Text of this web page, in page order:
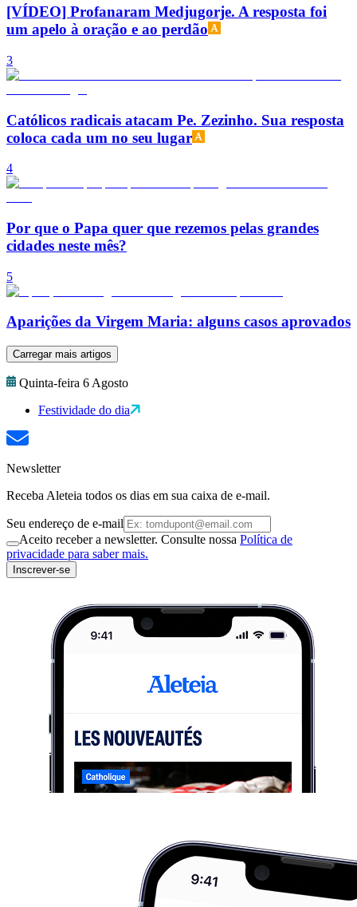
[VÍDEO] Profanaram Medjugorje. A resposta foi
um apelo à oração e ao perdão
3
Católicos radicais atacam Pe. Zezinho. Sua resposta
coloca cada um no seu lugar
4
Por que o Papa quer que rezemos pelas grandes
cidades neste mês?
5
Aparições da Virgem Maria: alguns casos aprovados
Carregar mais artigos
Quinta-feira 6 Agosto
Festividade do dia
Newsletter
Receba Aleteia todos os dias em sua caixa de e-mail.
Seu endereço de e-mail
Aceito receber a newsletter. Consulte nossa Política de
privacidade para saber mais.
Inscrever-se